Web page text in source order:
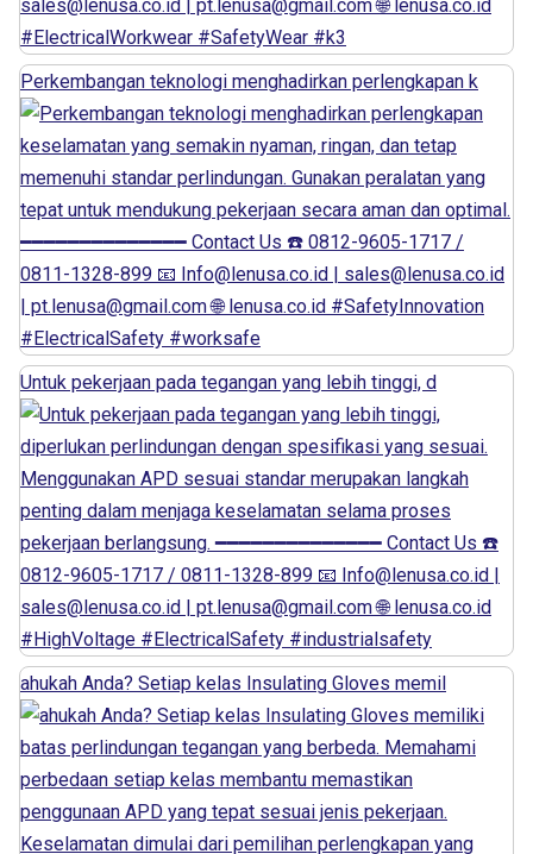
Perkembangan teknologi menghadirkan perlengkapan k
Untuk pekerjaan pada tegangan yang lebih tinggi, d
ahukah Anda? Setiap kelas Insulating Gloves memil